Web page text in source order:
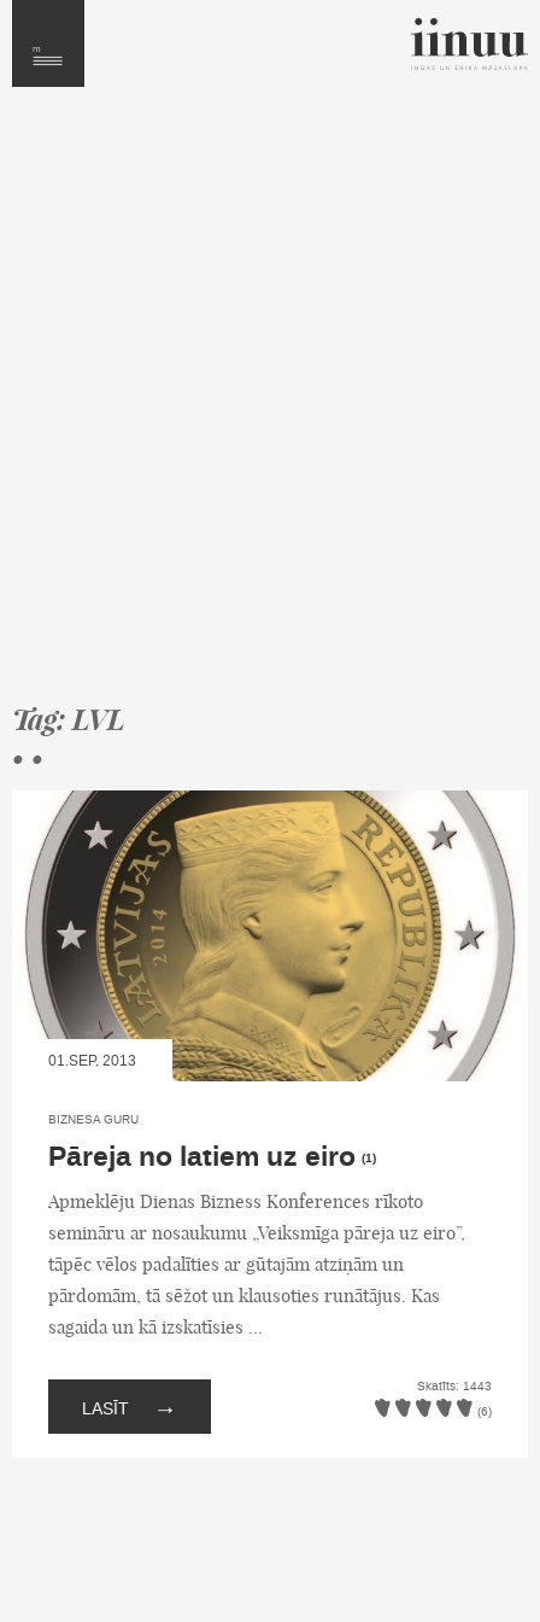
Tag: LVL
• •
01.SEP, 2013
BIZNESA GURU
Pāreja no latiem uz eiro (1)
Apmeklēju Dienas Bizness Konferences rīkoto
semināru ar nosaukumu „Veiksmīga pāreja uz eiro”,
tāpēc vēlos padalīties ar gūtajām atziņām un
pārdomām, tā sēžot un klausoties runātājus. Kas
sagaida un kā izskatīsies ...
LASĪT →
Skatīts: 1443
(6)